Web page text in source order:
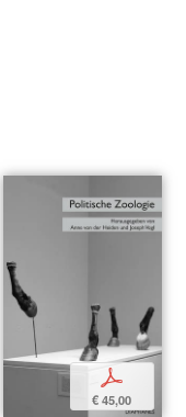
p
€ 45,00